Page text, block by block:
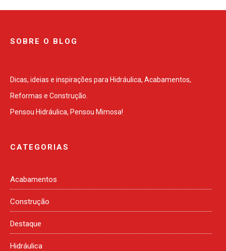
SOBRE O BLOG
Dicas, ideias e inspirações para Hidráulica, Acabamentos,
Reformas e Construção.
Pensou Hidráulica, Pensou Mimosa!
CATEGORIAS
Acabamentos
Construção
Destaque
Hidráulica